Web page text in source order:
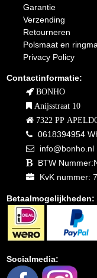
Garantie
Verzending
Retourneren
Polsmaat en
Privacy Policy
Contactinformatie:
BONHO
Anijsstraat 10
7322 PP
0618394954
info@bonho.nl
BTW
KvK nummer:
Betaalmogelijkheden:
Socialmedia: